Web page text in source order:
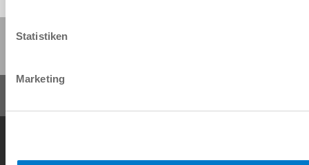
Statistiken
Marketing